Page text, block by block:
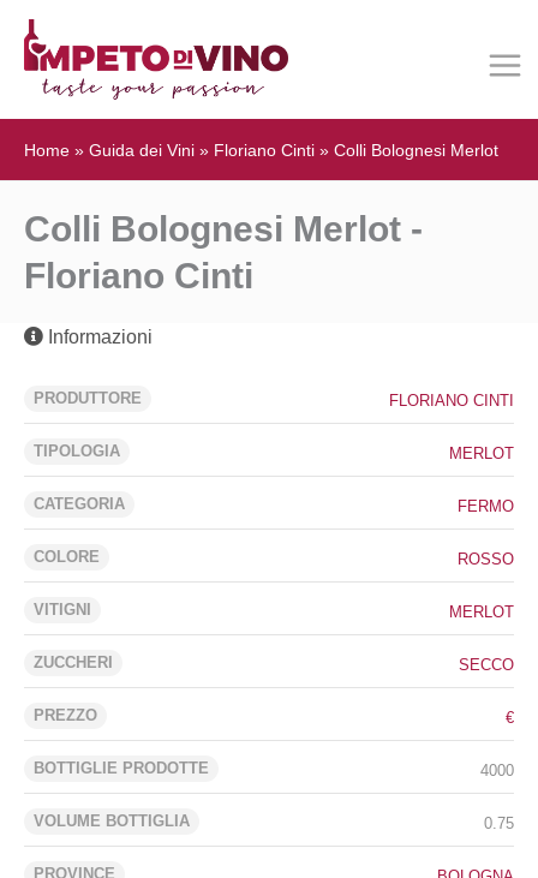
Home » Guida dei Vini » Floriano Cinti » Colli Bolognesi Merlot
Colli Bolognesi Merlot -
Floriano Cinti
Informazioni
PRODUTTORE FLORIANO CINTI
TIPOLOGIA MERLOT
CATEGORIA FERMO
COLORE ROSSO
VITIGNI MERLOT
ZUCCHERI SECCO
PREZZO €
BOTTIGLIE PRODOTTE 4000
VOLUME BOTTIGLIA 0.75
PROVINCE